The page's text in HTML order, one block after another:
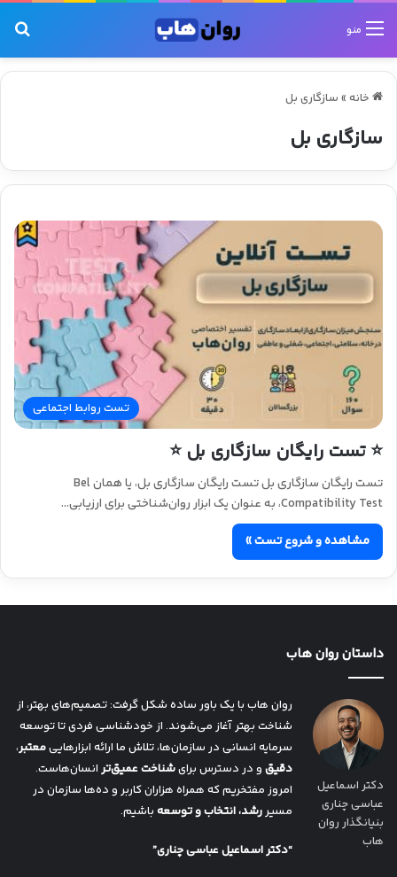
منو
خانه » سازگاری بل
سازگاری بل
تست روابط اجتماعی
⭐ تست رایگان سازگاری بل ⭐
تست رایگان سازگاری بل تست رایگان سازگاری بل، یا همان Bel
Compatibility Test، به عنوان یک ابزار روان‌شناختی برای ارزیابی…
مشاهده و شروع تست »
داستان روان هاب
دکتر اسماعیل
عباسی چناری
بنیانگذار روان
هاب
روان هاب با یک باور ساده شکل گرفت: تصمیم‌های بهتر، از
شناخت بهتر آغاز می‌شوند. از خودشناسی فردی تا توسعه
سرمایه انسانی در سازمان‌ها، تلاش ما ارائه ابزارهاییمعتبر،
دقیقو در دسترس برایشناخت عمیق‌ترانسان‌هاست.
امروز مفتخریم که همراه هزاران کاربر و ده‌ها سازمان در
مسیر رشد، انتخاب و توسعهباشیم.
“دکتر اسماعیل عباسی چناری”